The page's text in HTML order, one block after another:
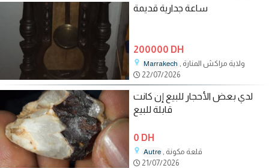
ساعة جدارية قديمة
200000 DH
Marrakech
, ولاية مراكش المنارة
22/07/2026
لدي بعض الأحجار للبيع إن كانت
قابلة للبيع
0 DH
Autre
, قلعة مكونة
21/07/2026